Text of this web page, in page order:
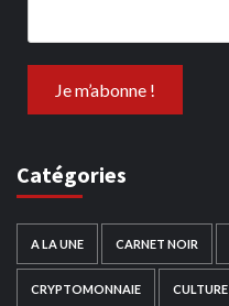
Catégories
A LA UNE CARNET NOIR
CRYPTOMONNAIE CULTURE